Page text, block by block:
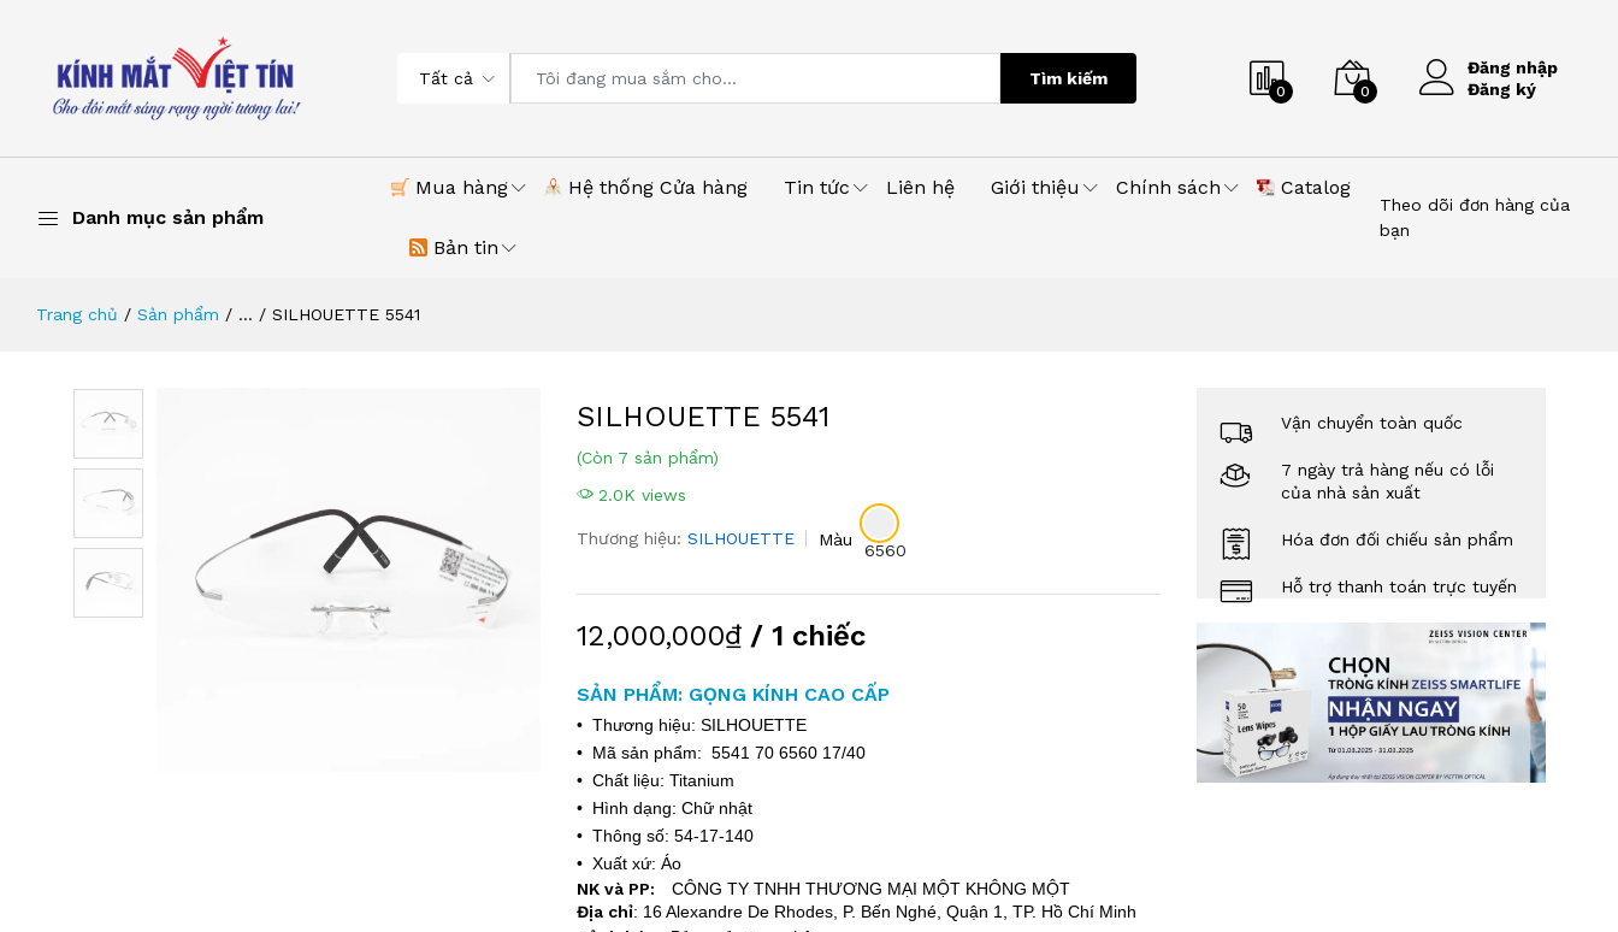
Tất cả Tìm kiếm
0 0
Đăng nhập
Đăng ký
Danh mục sản phẩm
Mua hàng Hệ thống Cửa hàng Tin tức Liên hệ Giới thiệu Chính sách Catalog
Bản tin
Theo dõi đơn hàng của
bạn
Trang chủ Sản phẩm ... SILHOUETTE 5541
SILHOUETTE 5541
(Còn 7 sản phẩm)
2.0K views
Thương hiệu: SILHOUETTE Màu
6560
12,000,000₫/ 1 chiếc
SẢN PHẨM: GỌNG KÍNH CAO CẤP
• Thương hiệu: SILHOUETTE
• Mã sản phẩm: 5541 70 6560 17/40
• Chất liệu: Titanium
• Hình dạng: Chữ nhật
• Thông số: 54-17-140
• Xuất xứ: Áo
NK và PP:
CÔNG TY TNHH THƯƠNG MẠI MỘT KHÔNG MỘT
Địa chỉ: 16 Alexandre De Rhodes, P. Bến Nghé, Quận 1, TP. Hồ Chí Minh
Vận chuyển toàn quốc
7 ngày trả hàng nếu có lỗi
của nhà sản xuất
Hóa đơn đối chiếu sản phẩm
Hỗ trợ thanh toán trực tuyến